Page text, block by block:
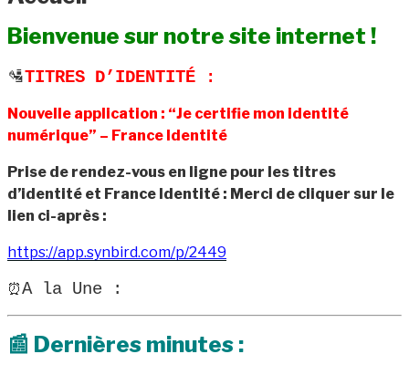
Bienvenue sur notre site internet !
🛂TITRES D’IDENTITÉ :
Nouvelle application : “Je certifie mon identité
numérique” – France Identité
Prise de rendez-vous en ligne pour les titres
d’identité et France Identité : Merci de cliquer sur le
lien ci-après :
https://app.synbird.com/p/2449
⏰A la Une :
📰 Dernières minutes :